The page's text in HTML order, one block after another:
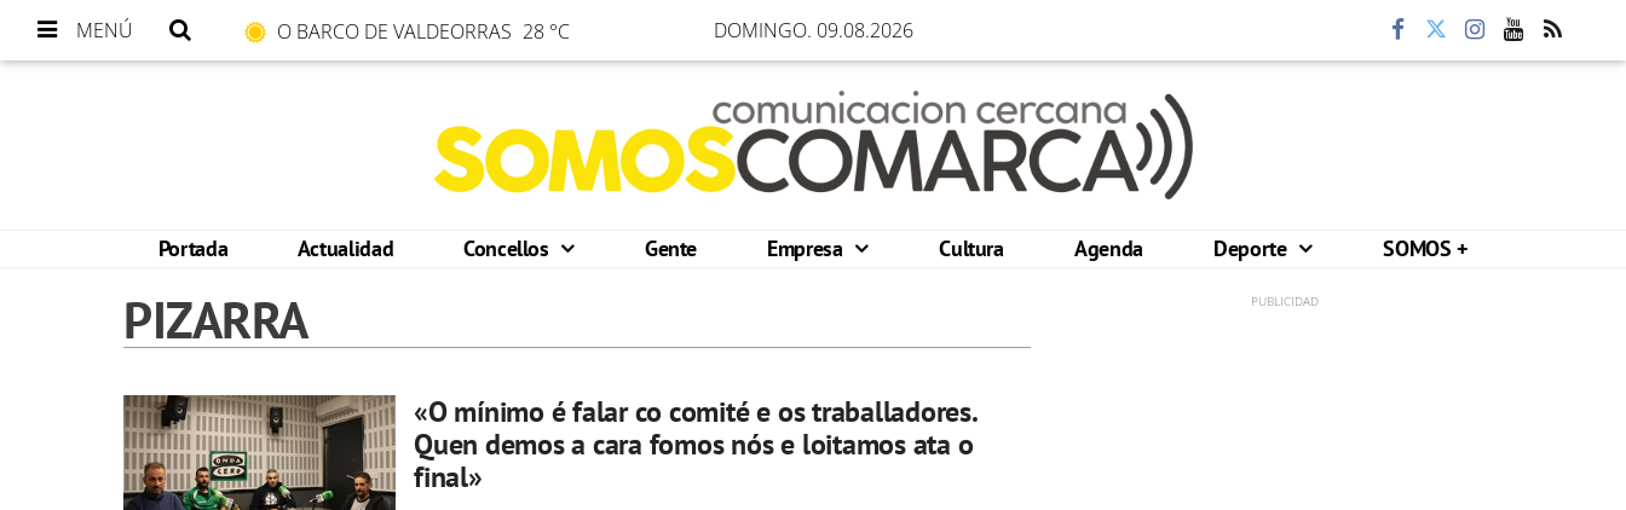
MENÚ O BARCO DE VALDEORRAS 28 °C DOMINGO. 09.08.2026
Portada Actualidad Concellos Gente Empresa Cultura Agenda Deporte SOMOS +
PIZARRA
«O mínimo é falar co comité e os traballadores.
Quen demos a cara fomos nós e loitamos ata o
final»